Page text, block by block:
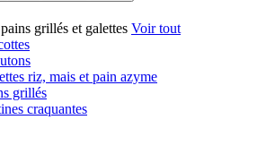
grillés et galettes Voir tout
riz, mais et pain azyme
grillés
craquantes